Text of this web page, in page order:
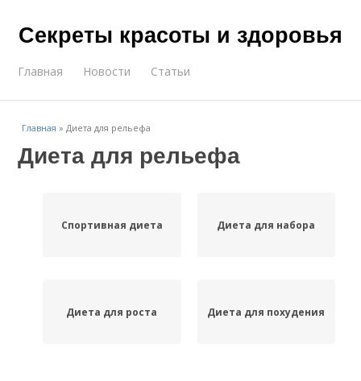
Секреты красоты и здоровья
Главная Новости Статьи
Главная »Диета для рельефа
Диета для рельефа
Спортивная диета Диета для набора
Диета для роста Диета для похудения